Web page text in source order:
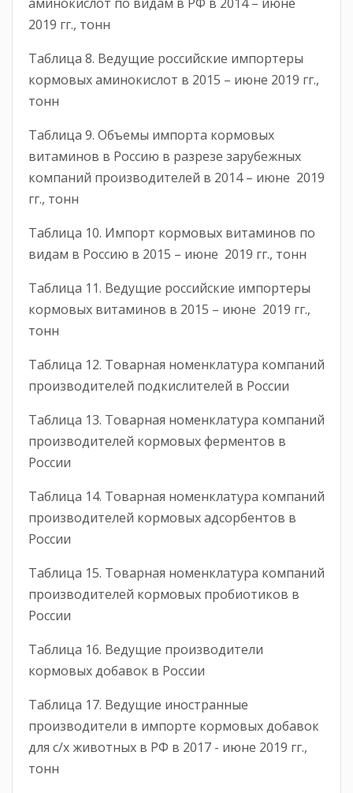
аминокислот по видам в РФ в 2014 – июне
2019 гг., тонн
Таблица 8. Ведущие российские импортеры
кормовых аминокислот в 2015 – июне 2019 гг.,
тонн
Таблица 9. Объемы импорта кормовых
витаминов в Россию в разрезе зарубежных
компаний производителей в 2014 – июне 2019
гг., тонн
Таблица 10. Импорт кормовых витаминов по
видам в Россию в 2015 – июне 2019 гг., тонн
Таблица 11. Ведущие российские импортеры
кормовых витаминов в 2015 – июне 2019 гг.,
тонн
Таблица 12. Товарная номенклатура компаний
производителей подкислителей в России
Таблица 13. Товарная номенклатура компаний
производителей кормовых ферментов в
России
Таблица 14. Товарная номенклатура компаний
производителей кормовых адсорбентов в
России
Таблица 15. Товарная номенклатура компаний
производителей кормовых пробиотиков в
России
Таблица 16. Ведущие производители
кормовых добавок в России
Таблица 17. Ведущие иностранные
производители в импорте кормовых добавок
для с/х животных в РФ в 2017 - июне 2019 гг.,
тонн